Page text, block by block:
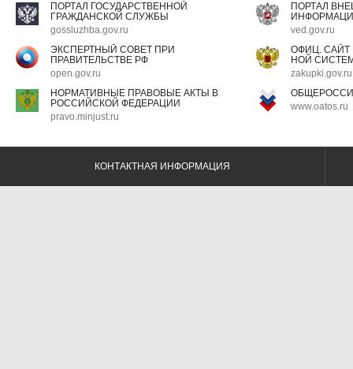
ПОРТАЛ ГОСУДАРСТВЕННОЙ
ГРАЖДАНСКОЙ СЛУЖБЫ
gossluzhba.gov.ru
ПОРТАЛ
ved.gov.ru
ЭКСПЕРТНЫЙ СОВЕТ ПРИ
ПРАВИТЕЛЬСТВЕ РФ
open.gov.ru
ОФИЦ.
НОЙ
zakupki.gov.ru
НОРМАТИВНЫЕ ПРАВОВЫЕ АКТЫ В
РОССИЙСКОЙ ФЕДЕРАЦИИ
pravo.minjust.ru
www.oatos.ru
КОНТАКТНАЯ ИНФОРМАЦИЯ